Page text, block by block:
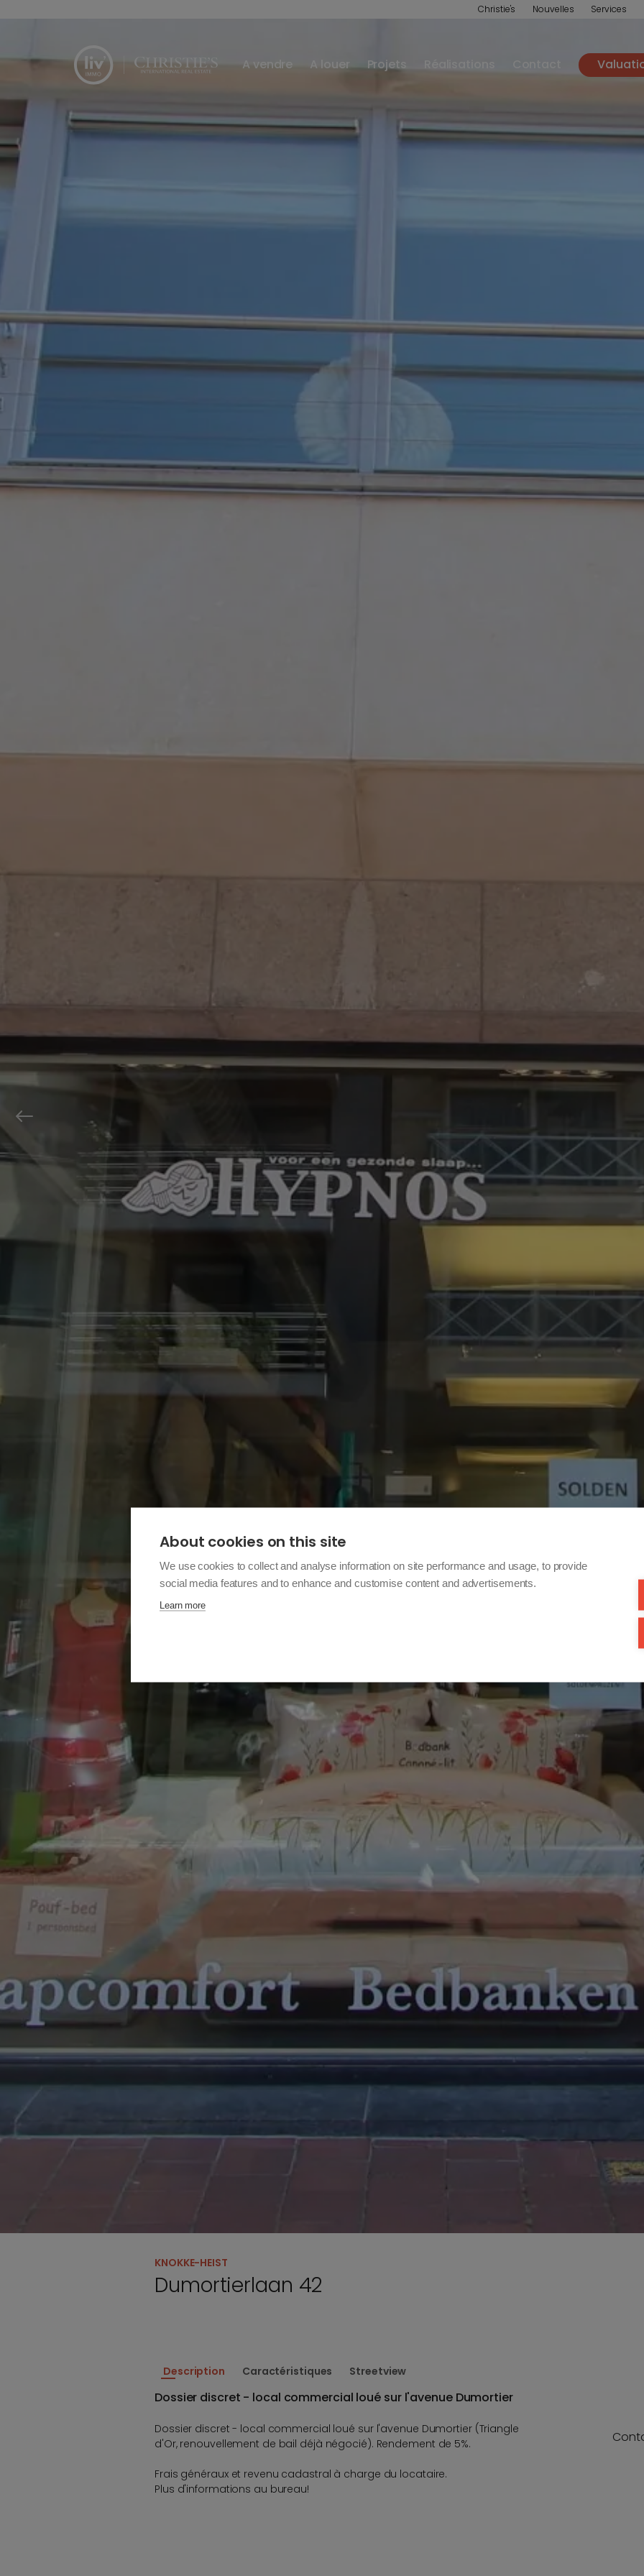
Christie's Nouvelles Services
A vendre A louer Projets
KNOKKE-HEIST
Dumortierlaan 42
Description Caractéristiques Streetview
Dossier discret - local commercial loué sur l'avenue Dumortier
Dossier discret - local commercial loué sur l'avenue Dumortier (Triangle
d'Or, renouvellement de bail déjà négocié). Rendement de 5%.
Frais généraux et revenu cadastral à charge du locataire.
Plus d'informations au bureau!
About cookies on this site
We use cookies to collect and analyse information on site performance and usage, to provide
social media features and to enhance and customise content and advertisements.
Learn more